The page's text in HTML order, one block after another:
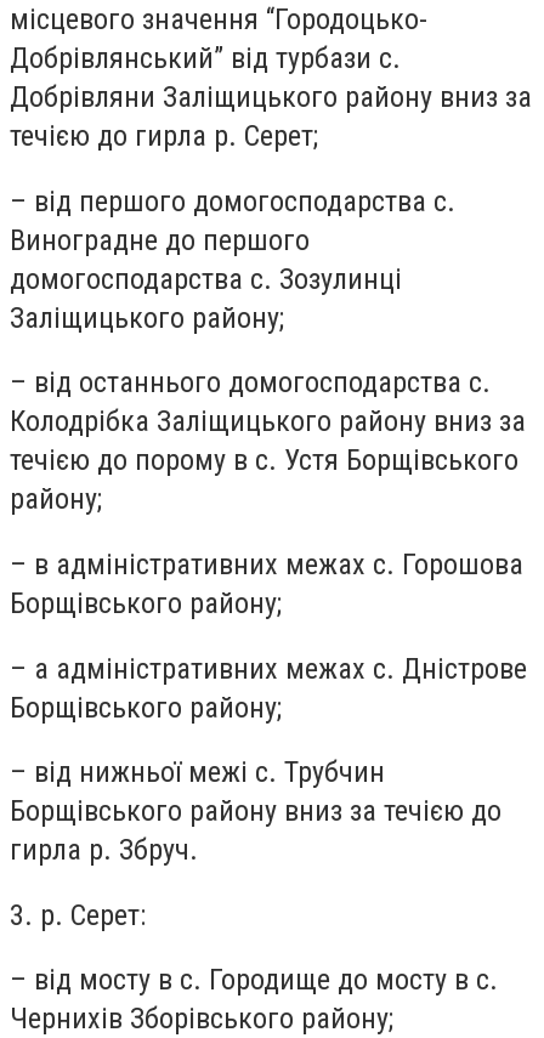
місцевого значення “Городоцько-
Добрівлянський” від турбази с.
Добрівляни Заліщицького району вниз за
течією до гирла р. Серет;
– від першого домогосподарства с.
Виноградне до першого
домогосподарства с. Зозулинці
Заліщицького району;
– від останнього домогосподарства с.
Колодрібка Заліщицького району вниз за
течією до порому в с. Устя Борщівського
району;
– в адміністративних межах с. Горошова
Борщівського району;
– а адміністративних межах с. Дністрове
Борщівського району;
– від нижньої межі с. Трубчин
Борщівського району вниз за течією до
гирла р. Збруч.
3. р. Серет:
– від мосту в с. Городище до мосту в с.
Чернихів Зборівського району;